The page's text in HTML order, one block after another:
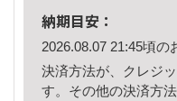
納期目安：
2026.08.07 21:45頃の
決済方法が、クレジ
す。その他の決済方